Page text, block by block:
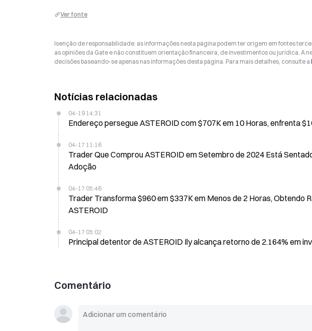
Ver fonte
Isenção de responsabilidade: as informações nesta página podem ter origem em fontes
as opiniões da Gate e não constituem orientação financeira, de investimentos ou jurídica. A
decisões baseando-se apenas nas informações desta página. Para mais detalhes, consulte a
Notícias relacionadas
04-19 14:31
04-17 11:16
Trader Que Comprou ASTEROID em Setembro de 2024 Está
Adoção
04-17 05:46
Trader Transforma $960 em $337K em Menos de 2 Horas, Obtendo
ASTEROID
04-17 05:02
Principal detentor de ASTEROID Ily alcança retorno de 2.164% em
Comentário